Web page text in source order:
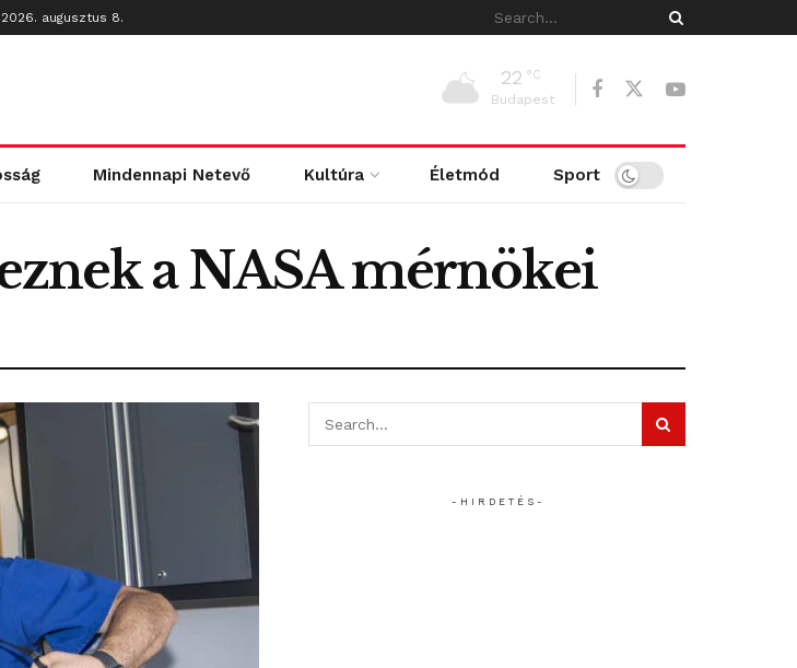
2026. augusztus 8.
22 °C
Budapest
Mindennapi Netevő Kultúra Életmód Sport
a NASA mérnökei
- H I R D E T É S -